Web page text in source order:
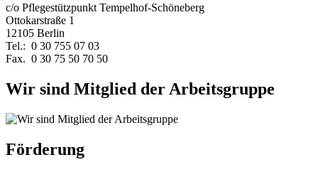
c/o Pflegestützpunkt Tempelhof-Schöneberg
Ottokarstraße 1
12105 Berlin
Tel.: 0 30 755 07 03
Fax. 0 30 75 50 70 50
Wir sind Mitglied der Arbeitsgruppe
Förderung